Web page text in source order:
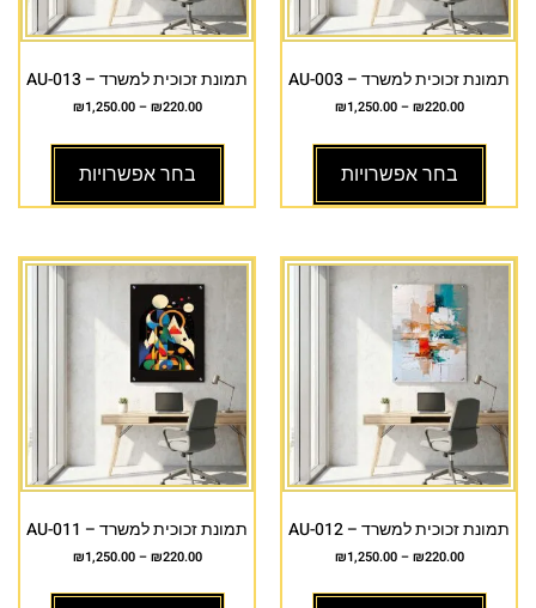
תמונת זכוכית למשרד – AU-003
₪220.00
–
₪1,250.00
בחר אפשרויות
תמונת זכוכית למשרד – AU-013
₪220.00
–
₪1,250.00
בחר אפשרויות
תמונת זכוכית למשרד – AU-012
₪220.00
–
₪1,250.00
תמונת זכוכית למשרד – AU-011
₪220.00
–
₪1,250.00